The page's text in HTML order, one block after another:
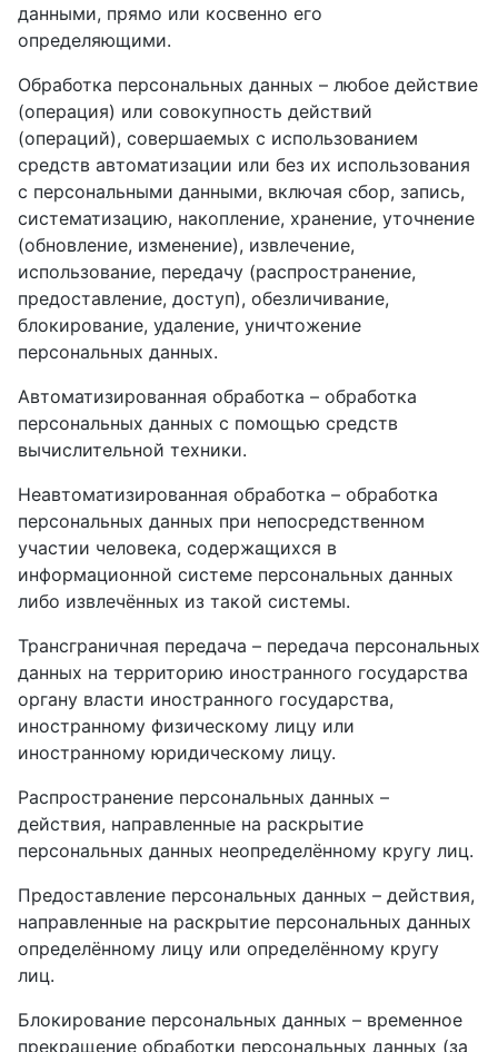
данными, прямо или косвенно его
определяющими.
Обработка персональных данных – любое действие
(операция) или совокупность действий
(операций), совершаемых с использованием
средств автоматизации или без их использования
с персональными данными, включая сбор, запись,
систематизацию, накопление, хранение, уточнение
(обновление, изменение), извлечение,
использование, передачу (распространение,
предоставление, доступ), обезличивание,
блокирование, удаление, уничтожение
персональных данных.
Автоматизированная обработка – обработка
персональных данных с помощью средств
вычислительной техники.
Неавтоматизированная обработка – обработка
персональных данных при непосредственном
участии человека, содержащихся в
информационной системе персональных данных
либо извлечённых из такой системы.
Трансграничная передача – передача персональных
данных на территорию иностранного государства
органу власти иностранного государства,
иностранному физическому лицу или
иностранному юридическому лицу.
Распространение персональных данных –
действия, направленные на раскрытие
персональных данных неопределённому кругу лиц.
Предоставление персональных данных – действия,
направленные на раскрытие персональных данных
определённому лицу или определённому кругу
лиц.
Блокирование персональных данных – временное
прекращение обработки персональных данных (за